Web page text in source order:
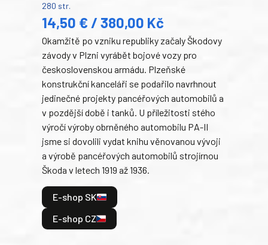
280 str.
14,50 € / 380,00 Kč
Okamžitě po vzniku republiky začaly Škodovy
závody v Plzni vyrábět bojové vozy pro
československou armádu. Plzeňské
konstrukční kanceláři se podařilo navrhnout
jedinečné projekty pancéřových automobilů a
v pozdější době i tanků. U příležitosti stého
výročí výroby obrněného automobilu PA-II
jsme si dovolili vydat knihu věnovanou vývoji
a výrobě pancéřových automobilů strojírnou
Škoda v letech 1919 až 1936.
E-shop SK
E-shop CZ